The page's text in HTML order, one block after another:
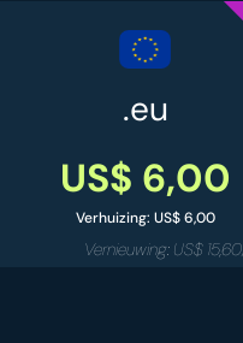
.eu
US$ 6,00
Verhuizing: US$ 6,00
Vernieuwing: US$